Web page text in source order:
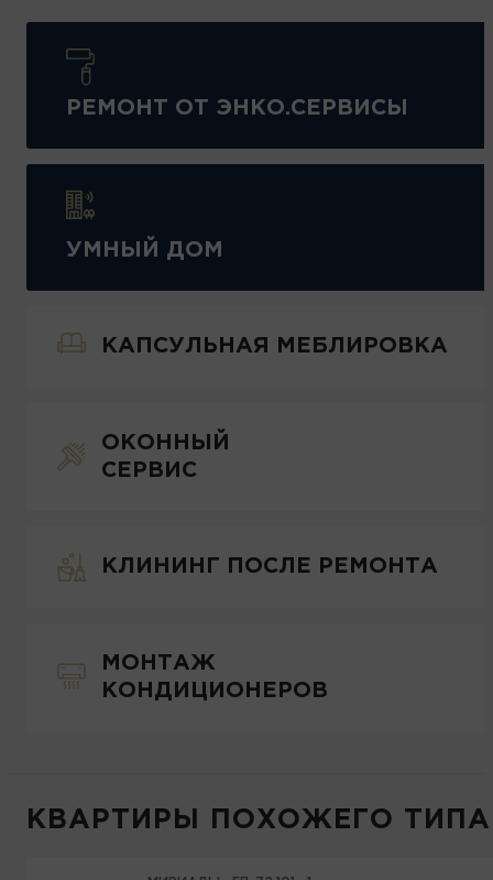
РЕМОНТ ОТ ЭНКО.СЕРВИСЫ
УМНЫЙ ДОМ
КАПСУЛЬНАЯ МЕБЛИРОВКА
ОКОННЫЙ
СЕРВИС
КЛИНИНГ ПОСЛЕ РЕМОНТА
МОНТАЖ
КОНДИЦИОНЕРОВ
КВАРТИРЫ ПОХОЖЕГО ТИПА